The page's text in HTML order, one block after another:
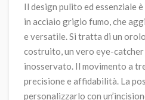
Il design pulito ed essenziale
in acciaio grigio fumo, che
e versatile. Si tratta di un
costruito, un vero eye-catcher
inosservato. Il movimento a
precisione e affidabilità. La
personalizzarlo con